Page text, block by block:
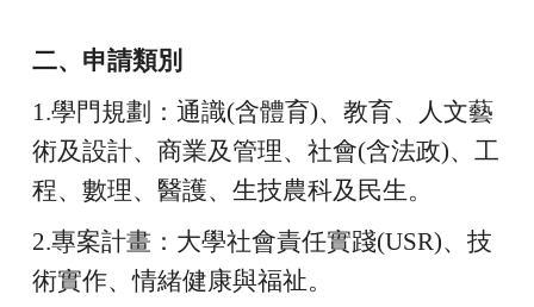
二、申請類別
1.學門規劃：通識(含體育)、教育、人文藝
術及設計、商業及管理、社會(含法政)、工
程、數理、醫護、生技農科及民生。
2.專案計畫：大學社會責任實踐(USR)、技
術實作、情緒健康與福祉。